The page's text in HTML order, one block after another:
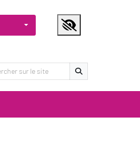
Lancer la recherche